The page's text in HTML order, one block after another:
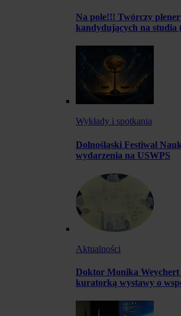
Na pole!!! Twórczy plener
kandydujących na studia
Wykłady i spotkania
Dolnośląski Festiwal
wydarzenia na USWPS
Aktualności
Doktor Monika Weychert
kuratorką wystawy o